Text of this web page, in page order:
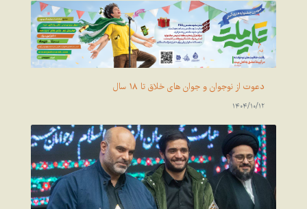
دعوت از نوجوان و جوان های خلاق تا 18 سال
1404/10/12